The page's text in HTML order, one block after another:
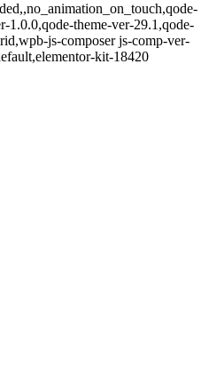
1.0.0,qode-theme-ver-29.1,qode-
js-composer js-comp-ver-
kit-18420